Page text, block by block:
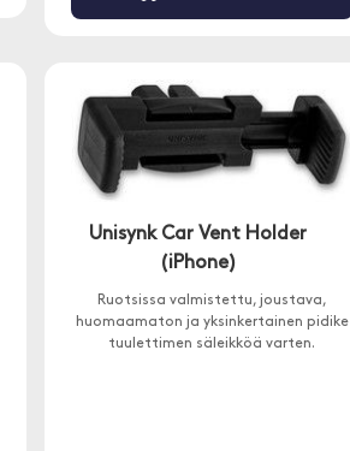
Unisynk Car Vent Holder
(iPhone)
Ruotsissa valmistettu, joustava,
huomaamaton ja yksinkertainen pidike
tuulettimen säleikköä varten.